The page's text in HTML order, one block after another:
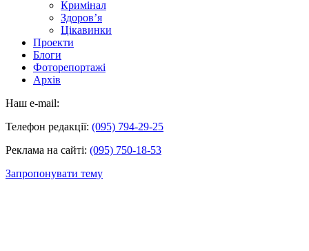
Кримінал
Здоров’я
Цікавинки
Проекти
Блоги
Фоторепортажі
Архів
Наш e-mail:
Телефон редакції: (095) 794-29-25
Реклама на сайті: (095) 750-18-53
Запропонувати тему